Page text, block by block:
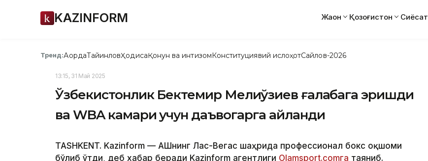
KAZINFORM Жаҳон Қозоғистон Сиёсат
Тренд:АқордаТайинловҲодисаҚонун ва интизомКонституциявий ислоҳотСайлов-2026
13:15, 31 Май 2025
Ўзбекистонлик Бектемир Мелиқўзиев ғалабага эришди
ва WBA камари учун даъвогарга айланди
TASHKENT. Kazinform — АҚШнинг Лас-Вегас шаҳрида профессионал бокс оқшоми
бўлиб ўтди, деб хабар беради Kazinform агентлиги Olamsport.comга таяниб.